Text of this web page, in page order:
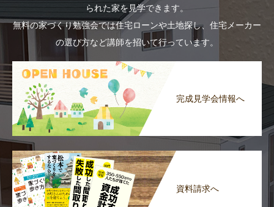
られた家を見学できます。
無料の家づくり勉強会では住宅ローンや土地探し、住宅メーカー
の選び方など講師を招いて行っています。
完成見学会情報へ
資料請求へ